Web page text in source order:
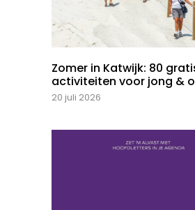
Zomer in Katwijk: 80
activiteiten voor jong &
20 juli 2026